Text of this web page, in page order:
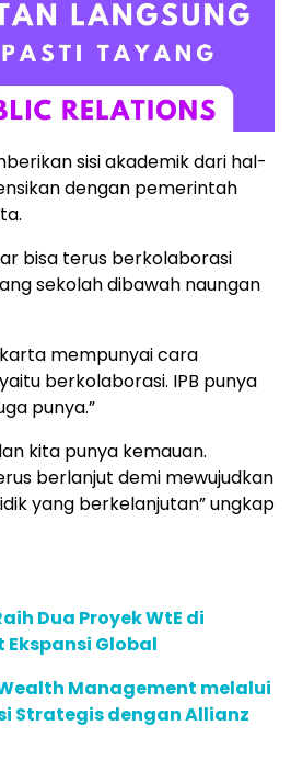
sisi akademik dari hal-
dengan pemerintah
bisa terus berkolaborasi
sekolah dibawah naungan
mempunyai cara
berkolaborasi. IPB punya
punya.”
kita punya kemauan.
berlanjut demi mewujudkan
yang berkelanjutan” ungkap
Dua Proyek WtE di
Global
Management melalui
Strategis dengan Allianz